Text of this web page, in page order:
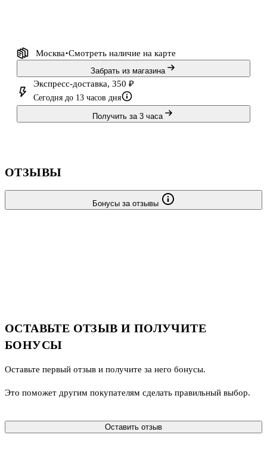
Москва Смотреть наличие на карте
Забрать из магазина
Экспресс-доставка, 350 ₽
Сегодня до 13 часов дня
Получить за 3 часа
ОТЗЫВЫ
Бонусы за отзывы
ОСТАВЬТЕ ОТЗЫВ И ПОЛУЧИТЕ
БОНУСЫ
Оставьте первый отзыв и получите за него бонусы.
Это поможет другим покупателям сделать правильный выбор.
Оставить отзыв